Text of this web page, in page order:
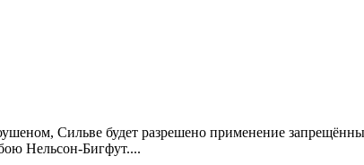
Сильве будет разрешено применение
Нельсон-Бигфут....